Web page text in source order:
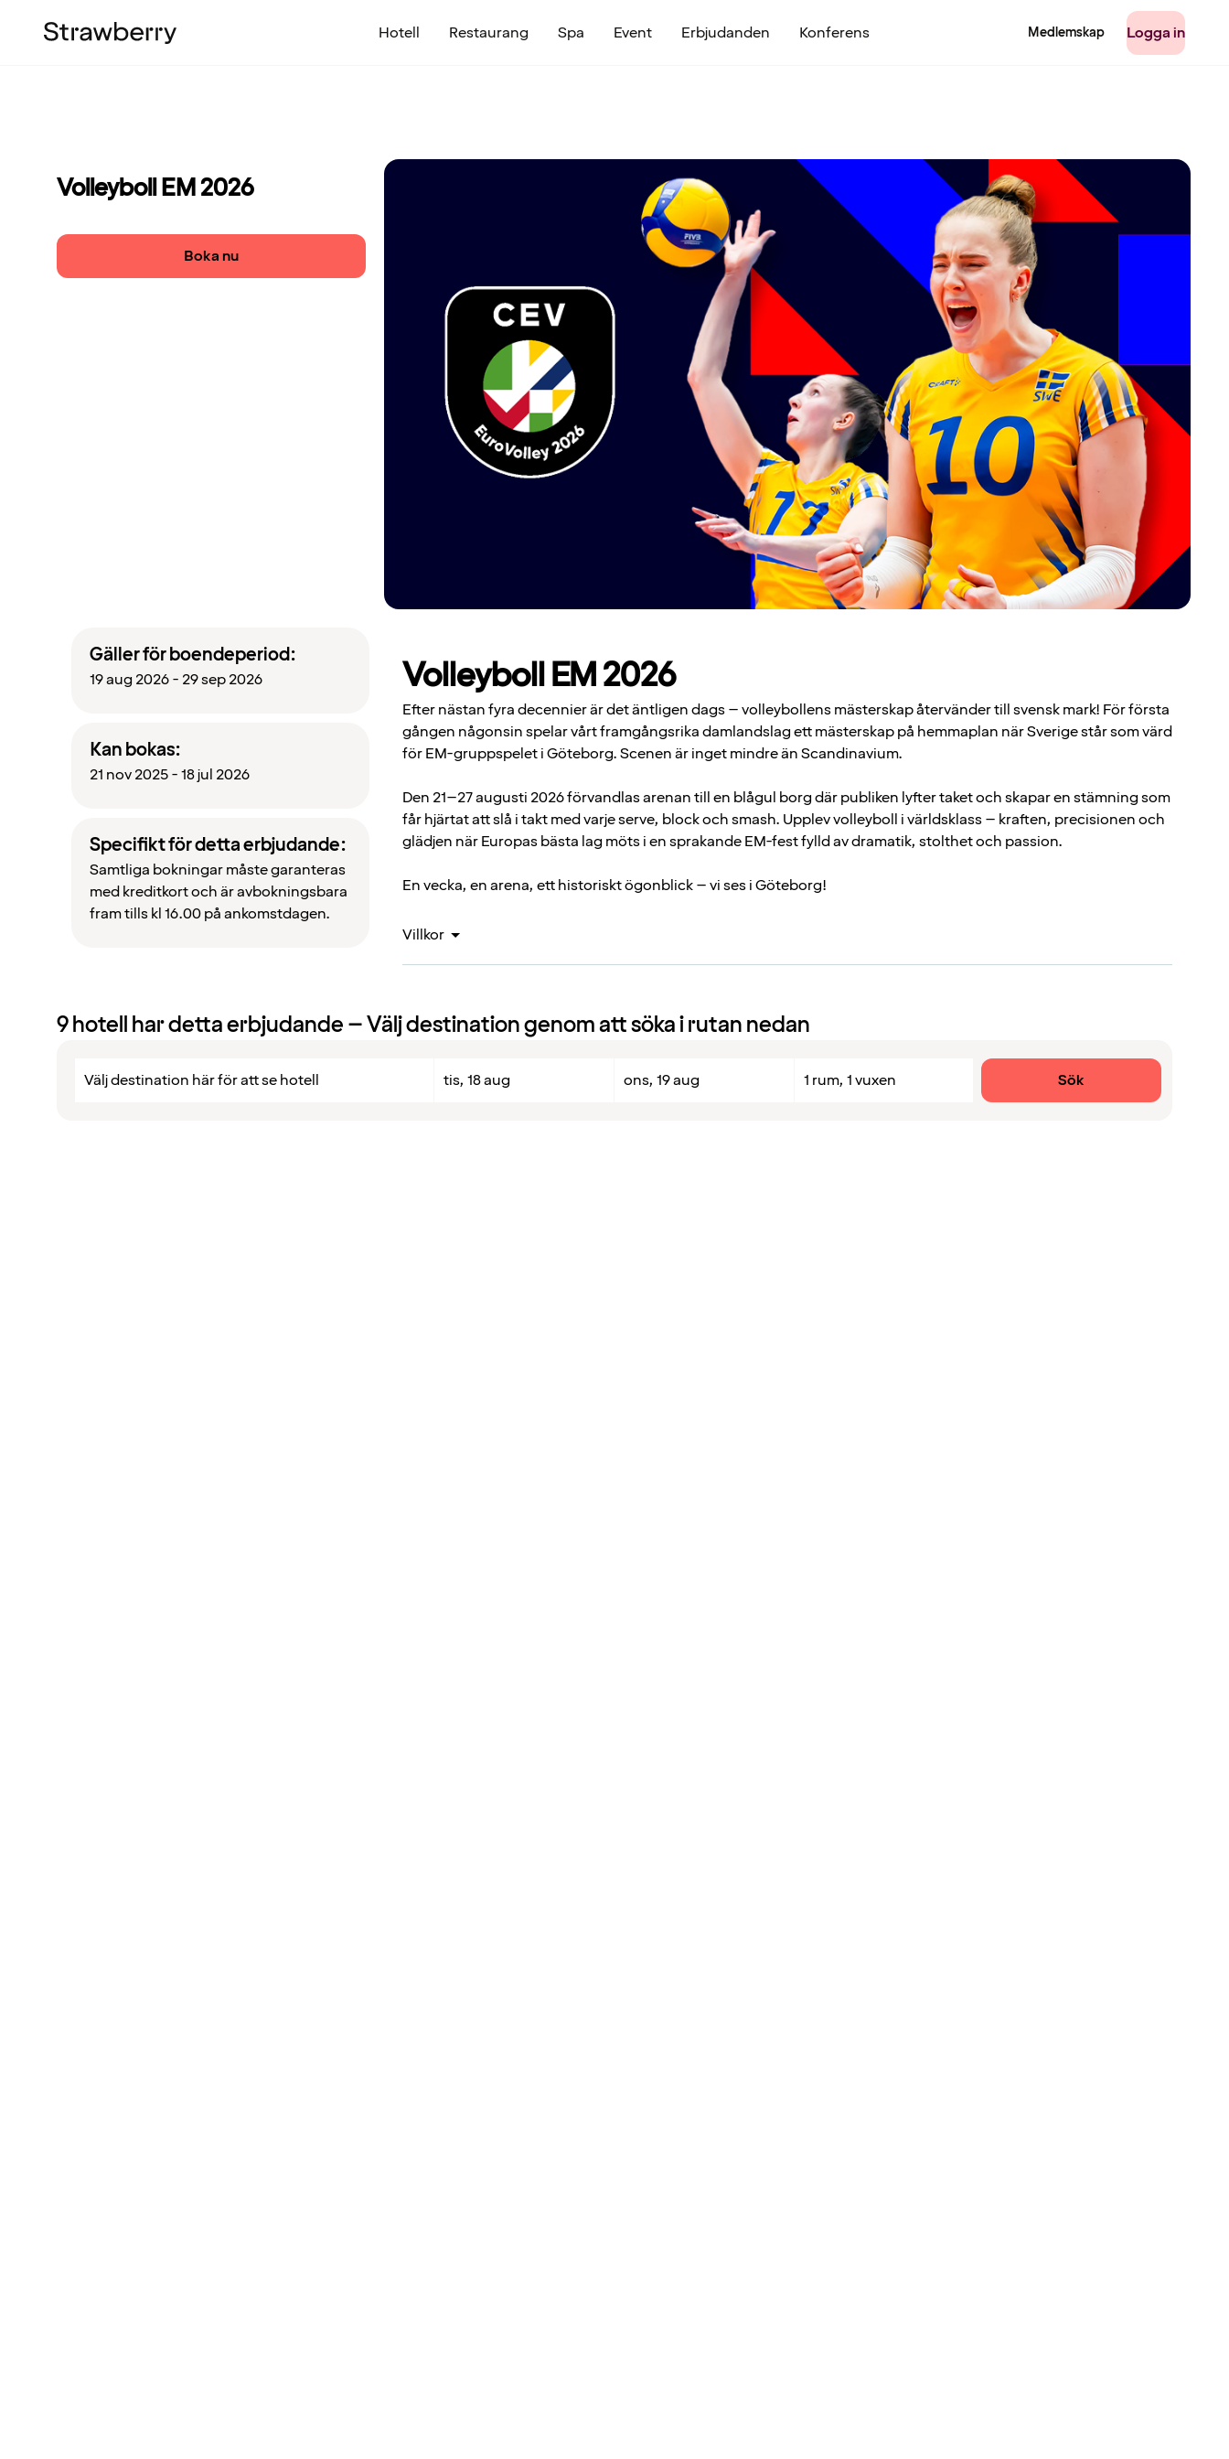
Hotell Restaurang Spa Event Erbjudanden Konferens Medlemskap Logga in
Volleyboll EM 2026
Boka nu
Gäller för boendeperiod:
19 aug 2026 - 29 sep 2026
Kan bokas:
21 nov 2025 - 18 jul 2026
Specifikt för detta erbjudande:
Samtliga bokningar måste garanteras
med kreditkort och är avbokningsbara
fram tills kl 16.00 på ankomstdagen.
Volleyboll EM 2026
Efter nästan fyra decennier är det äntligen dags – volleybollens mästerskap återvänder till svensk mark! För första
gången någonsin spelar vårt framgångsrika damlandslag ett mästerskap på hemmaplan när Sverige står som värd
för EM-gruppspelet i Göteborg. Scenen är inget mindre än Scandinavium.
Den 21–27 augusti 2026 förvandlas arenan till en blågul borg där publiken lyfter taket och skapar en stämning som
får hjärtat att slå i takt med varje serve, block och smash. Upplev volleyboll i världsklass – kraften, precisionen och
glädjen när Europas bästa lag möts i en sprakande EM-fest fylld av dramatik, stolthet och passion.
En vecka, en arena, ett historiskt ögonblick – vi ses i Göteborg!
Villkor
9hotell har detta erbjudande – Välj destination genom att söka i rutan nedan
tis, 18 aug ons, 19 aug 1 rum, 1 vuxen Sök